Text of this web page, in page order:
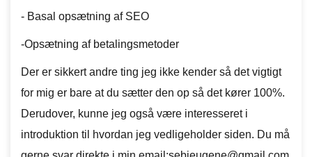
- Basal opsætning af SEO
-Opsætning af betalingsmetoder
Der er sikkert andre ting jeg ikke kender så det vigtigt
for mig er bare at du sætter den op så det kører 100%.
Derudover, kunne jeg også være interesseret i
introduktion til hvordan jeg vedligeholder siden. Du må